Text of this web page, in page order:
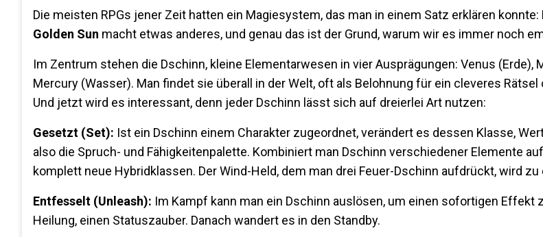
Die meisten RPGs jener Zeit hatten ein Magiesystem, das man in einem Satz erklären konnte:
Golden Sun macht etwas anderes, und genau das ist der Grund, warum wir es immer noch
Im Zentrum stehen die Dschinn, kleine Elementarwesen in vier Ausprägungen: Venus (Erde),
Mercury (Wasser). Man findet sie überall in der Welt, oft als Belohnung für ein cleveres
Und jetzt wird es interessant, denn jeder Dschinn lässt sich auf dreierlei Art nutzen:
Gesetzt (Set): Ist ein Dschinn einem Charakter zugeordnet, verändert es dessen Klasse,
also die Spruch- und Fähigkeitenpalette. Kombiniert man Dschinn verschiedener Elemente
komplett neue Hybridklassen. Der Wind-Held, dem man drei Feuer-Dschinn aufdrückt, wird
Entfesselt (Unleash): Im Kampf kann man ein Dschinn auslösen, um einen sofortigen Effekt
Heilung, einen Statuszauber. Danach wandert es in den Standby.